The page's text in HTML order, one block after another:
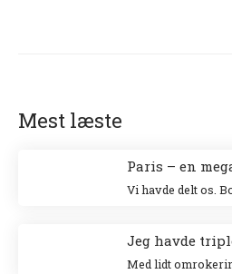
Mest læste
Paris – en
Jeg havde